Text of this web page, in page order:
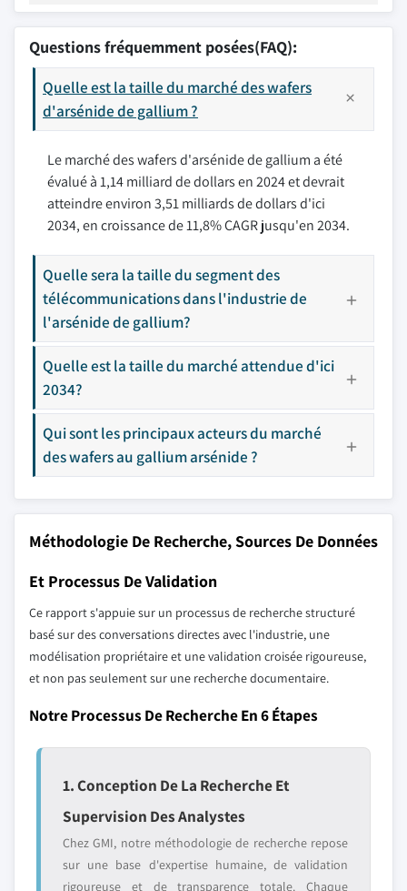
Questions fréquemment posées(FAQ):
Quelle est la taille du marché des wafers
d'arsénide de gallium ?
Le marché des wafers d'arsénide de gallium a été
évalué à 1,14 milliard de dollars en 2024 et devrait
atteindre environ 3,51 milliards de dollars d'ici
2034, en croissance de 11,8% CAGR jusqu'en 2034.
Quelle sera la taille du segment des
télécommunications dans l'industrie de
l'arsénide de gallium?
Quelle est la taille du marché attendue d'ici
2034?
Qui sont les principaux acteurs du marché
des wafers au gallium arsénide ?
Méthodologie De Recherche, Sources De Données
Et Processus De Validation
Ce rapport s'appuie sur un processus de recherche structuré
basé sur des conversations directes avec l'industrie, une
modélisation propriétaire et une validation croisée rigoureuse,
et non pas seulement sur une recherche documentaire.
Notre Processus De Recherche En 6 Étapes
1. Conception De La Recherche Et
Supervision Des Analystes
Chez GMI, notre méthodologie de recherche repose
sur une base d'expertise humaine, de validation
rigoureuse et de transparence totale. Chaque